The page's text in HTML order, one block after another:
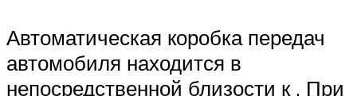
Автоматическая коробка передач
автомобиля находится в
непосредственной близости к . При